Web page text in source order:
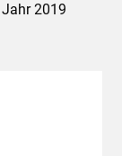
2019